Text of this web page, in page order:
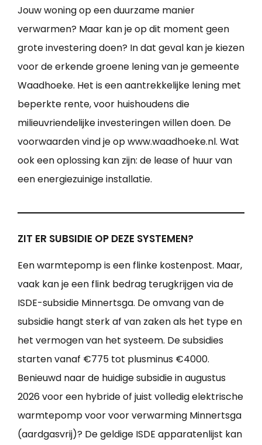
Jouw woning op een duurzame manier
verwarmen? Maar kan je op dit moment geen
grote investering doen? In dat geval kan je kiezen
voor de erkende groene lening van je gemeente
Waadhoeke. Het is een aantrekkelijke lening met
beperkte rente, voor huishoudens die
milieuvriendelijke investeringen willen doen. De
voorwaarden vind je op www.waadhoeke.nl. Wat
ook een oplossing kan zijn: de lease of huur van
een energiezuinige installatie.
ZIT ER SUBSIDIE OP DEZE SYSTEMEN?
Een warmtepomp is een flinke kostenpost. Maar,
vaak kan je een flink bedrag terugkrijgen via de
ISDE-subsidie Minnertsga. De omvang van de
subsidie hangt sterk af van zaken als het type en
het vermogen van het systeem. De subsidies
starten vanaf €775 tot plusminus €4000.
Benieuwd naar de huidige subsidie in augustus
2026 voor een hybride of juist volledig elektrische
warmtepomp voor voor verwarming Minnertsga
(aardgasvrij)? De geldige ISDE apparatenlijst kan